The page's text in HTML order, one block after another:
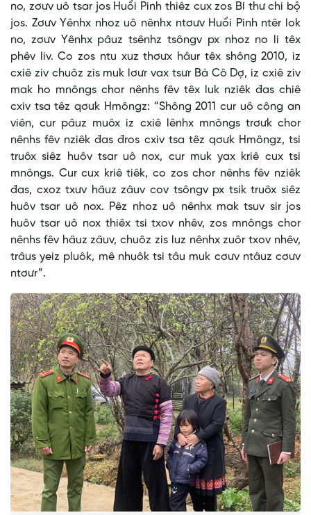
no, zơưv uô tsar jos Huổi Pinh thiêz cux zos Bí thư chi bộ
jos. Zơưv Yênhx nhoz uô nênhx ntơưv Huổi Pinh ntêr lok
no, zơưv Yênhx pâuz tsênhz tsôngv px nhoz no li têx
phêv liv. Co zos ntu xuz thơưx hâur têx shông 2010, iz
cxiê ziv chuôz zis muk lơưr vax tsưr Bà Cô Dợ, iz cxiê ziv
mak ho mnôngs chor nênhs fêv têx luk nziêk đas chiê
cxiv tsa têz qơưk Hmôngz: “Shông 2011 cur uô công an
viên, cur pâuz muôx iz cxiê lênhx mnôngs trơưk chor
nênhs fêv nziêk đas đros cxiv tsa têz qơưk Hmôngz, tsi
truôx siêz huôv tsar uô nox, cur muk yax kriê cux tsi
mnôngs. Cur cux kriê tiêk, co zos chor nênhs fêv nziêk
đas, cxoz txưv hâuz zâuv cov tsôngv px tsik truôx siêz
huôv tsar uô nox. Pêz nhoz uô nênhx mak tsuv sir jos
huôv tsar uô nox thiêx tsi txov nhêv, zos mnôngs chor
nênhs fêv hâuz zâuv, chuôz zis luz nênhx zuôr txov nhêv,
trâus yeiz pluôk, mê nhuôk tsi tâu muk cơưv ntâuz cơưv
ntơưr”.